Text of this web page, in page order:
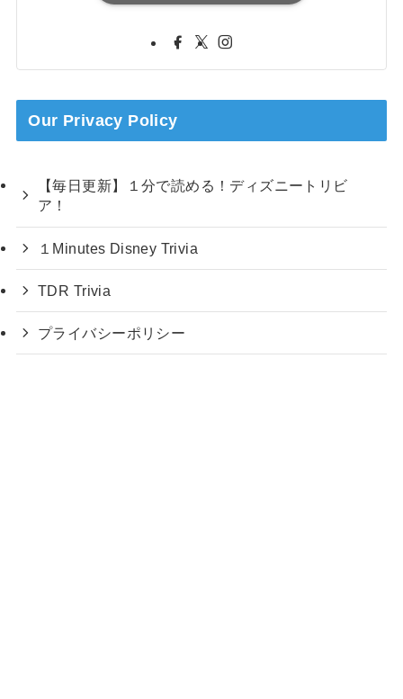
Our Privacy Policy
【毎日更新】１分で読める！ディズニートリビ
ア！
１Minutes Disney Trivia
TDR Trivia
プライバシーポリシー